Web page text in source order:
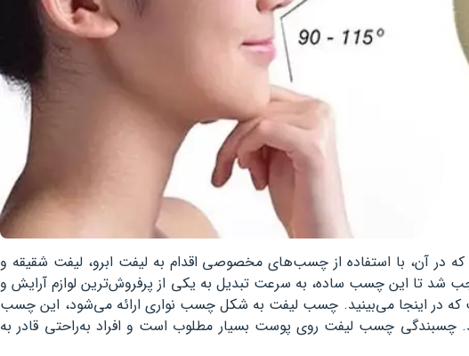
در آن، با استفاده از چسب‌های مخصوصی اقدام به لیفت ابرو، لیفت شقیقه و
شد تا این چسب ساده، به سرعت تبدیل به یکی از پرفروش‌ترین لوازم آرایش و
در اینجا می‌بینید. چسب لیفت به شکل چسب نواری ارائه می‌شود، این چسب
چسبندگی چسب لیفت روی پوست بسیار مطلوب است و افراد به‌راحتی قادر به